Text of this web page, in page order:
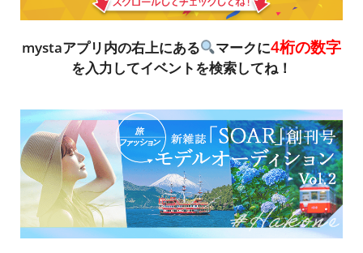
mystaアプリ内の右上にある マークに4桁の数字
を入力してイベントを検索してね！